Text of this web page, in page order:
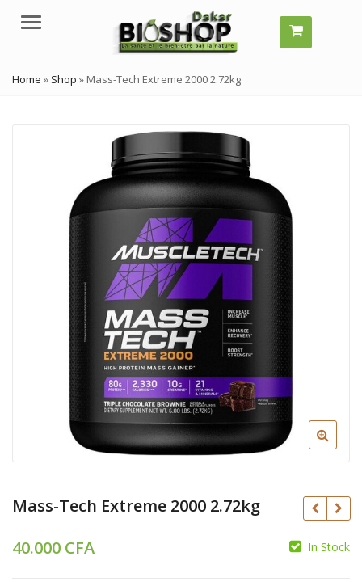
Menu
Home » Shop » Mass-Tech Extreme 2000 2.72kg
Mass-Tech Extreme 2000 2.72kg
40.000 CFA In Stock